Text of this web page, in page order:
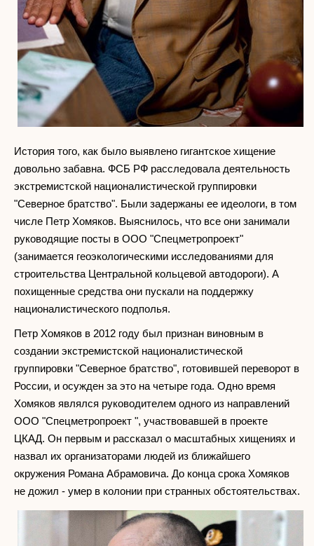
История того, как было выявлено гигантское хищение
довольно забавна. ФСБ РФ расследовала деятельность
экстремистской националистической группировки
"Северное братство". Были задержаны ее идеологи, в том
числе Петр Хомяков. Выяснилось, что все они занимали
руководящие посты в ООО "Спецметропроект"
(занимается геоэкологическими исследованиями для
строительства Центральной кольцевой автодороги). А
похищенные средства они пускали на поддержку
националистического подполья.
Петр Хомяков в 2012 году был признан виновным в
создании экстремистской националистической
группировки "Северное братство", готовившей переворот в
России, и осужден за это на четыре года. Одно время
Хомяков являлся руководителем одного из направлений
ООО "Спецметропроект ", участвовавшей в проекте
ЦКАД. Он первым и рассказал о масштабных хищениях и
назвал их организаторами людей из ближайшего
окружения Романа Абрамовича. До конца срока Хомяков
не дожил - умер в колонии при странных обстоятельствах.